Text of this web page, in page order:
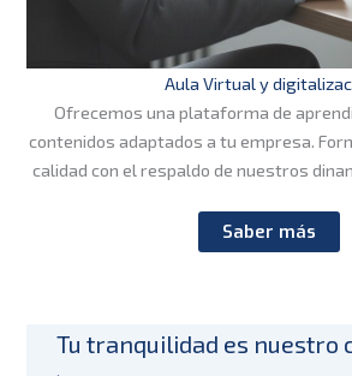
Aula Virtual y
Ofrecemos una plataforma de
contenidos adaptados a tu empresa.
calidad con el respaldo de nuestros
Saber más
Tu tranquilidad es nuestro